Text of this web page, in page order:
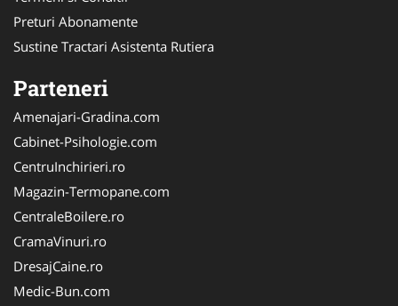
Preturi Abonamente
Sustine Tractari Asistenta Rutiera
Parteneri
Amenajari-Gradina.com
Cabinet-Psihologie.com
CentruInchirieri.ro
Magazin-Termopane.com
CentraleBoilere.ro
CramaVinuri.ro
DresajCaine.ro
Medic-Bun.com